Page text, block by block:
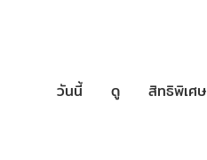
วันนี้ ดู สิทธิพิเศษ